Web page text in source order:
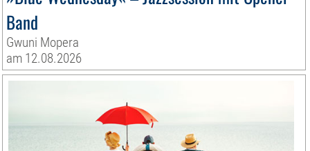
Band
Gwuni Mopera
am 12.08.2026